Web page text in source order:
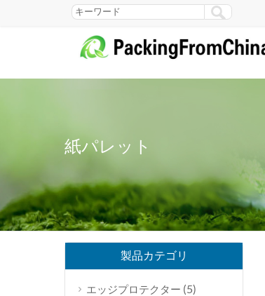
紙パレット
製品カテゴリ
エッジプロテクター (5)